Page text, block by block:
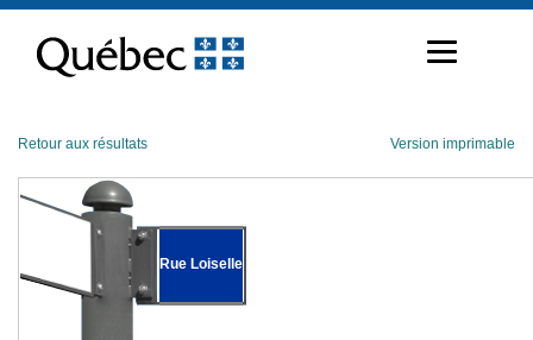
contenu
Retour aux résultats Version imprimable
Rue Loiselle